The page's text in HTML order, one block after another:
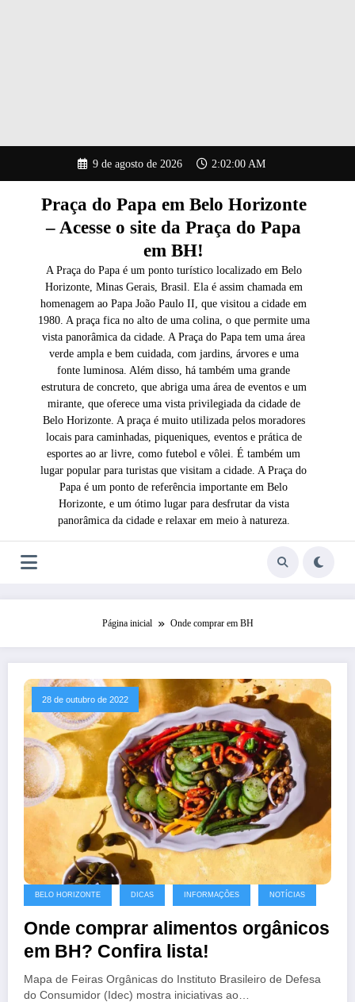
o
9 de agosto de 2026 2:02:01 AM
Praça do Papa em Belo Horizonte
– Acesse o site da Praça do Papa
em BH!
A Praça do Papa é um ponto turístico localizado em Belo
Horizonte, Minas Gerais, Brasil. Ela é assim chamada em
homenagem ao Papa João Paulo II, que visitou a cidade em
1980. A praça fica no alto de uma colina, o que permite uma
vista panorâmica da cidade. A Praça do Papa tem uma área
verde ampla e bem cuidada, com jardins, árvores e uma
fonte luminosa. Além disso, há também uma grande
estrutura de concreto, que abriga uma área de eventos e um
mirante, que oferece uma vista privilegiada da cidade de
Belo Horizonte. A praça é muito utilizada pelos moradores
locais para caminhadas, piqueniques, eventos e prática de
esportes ao ar livre, como futebol e vôlei. É também um
lugar popular para turistas que visitam a cidade. A Praça do
Papa é um ponto de referência importante em Belo
Horizonte, e um ótimo lugar para desfrutar da vista
panorâmica da cidade e relaxar em meio à natureza.
Página inicial Onde comprar em BH
28 de outubro de 2022
BELO HORIZONTE DICAS INFORMAÇÕES NOTÍCIAS
Onde comprar alimentos orgânicos
em BH? Confira lista!
Mapa de Feiras Orgânicas do Instituto Brasileiro de Defesa
do Consumidor (Idec) mostra iniciativas ao…